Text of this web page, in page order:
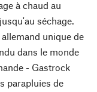
à chaud au
séchage.
unique de
dans le monde
- Gastrock
parapluies de